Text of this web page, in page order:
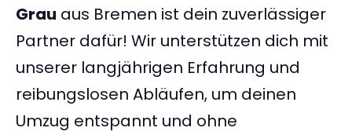
Grau aus Bremen ist dein zuverlässiger
Partner dafür! Wir unterstützen dich mit
unserer langjährigen Erfahrung und
reibungslosen Abläufen, um deinen
Umzug entspannt und ohne